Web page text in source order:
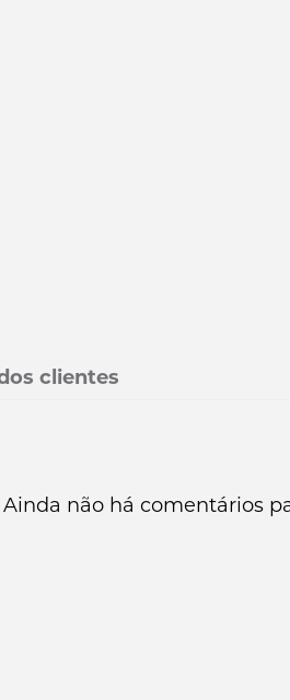
clientes
Ainda não há comentários